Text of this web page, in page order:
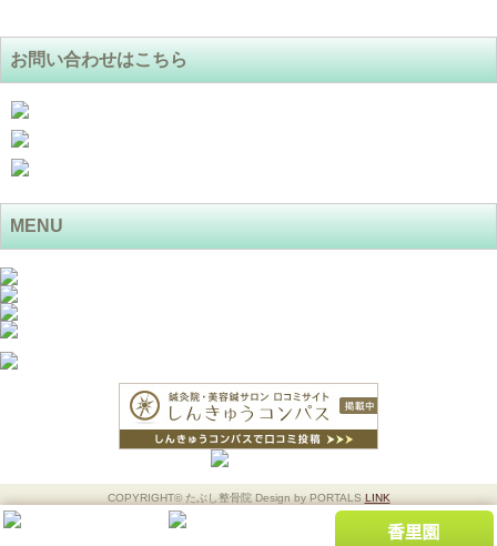
お問い合わせはこちら
MENU
COPYRIGHT© たぶし整骨院 Design by PORTALS LINK